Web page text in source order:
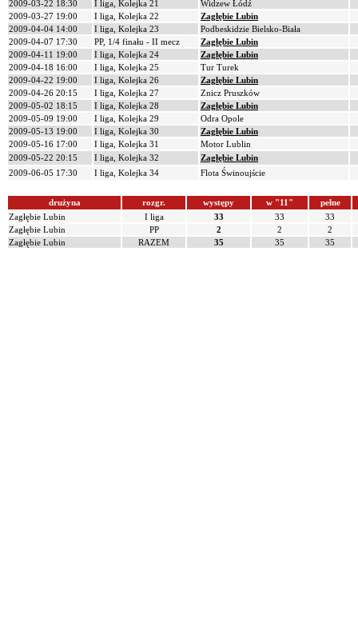
2009-03-22 18:30
I liga, Kolejka 21
Widzew Łódź
2009-03-27 19:00
I liga, Kolejka 22
Zagłębie Lubin
2009-04-04 14:00
I liga, Kolejka 23
Podbeskidzie Bielsko-Biała
2009-04-07 17:30
PP, 1/4 finału - II mecz
Zagłębie Lubin
2009-04-11 19:00
I liga, Kolejka 24
Zagłębie Lubin
2009-04-18 16:00
I liga, Kolejka 25
Tur Turek
2009-04-22 19:00
I liga, Kolejka 26
Zagłębie Lubin
2009-04-26 20:15
I liga, Kolejka 27
Znicz Pruszków
2009-05-02 18:15
I liga, Kolejka 28
Zagłębie Lubin
2009-05-09 19:00
I liga, Kolejka 29
Odra Opole
2009-05-13 19:00
I liga, Kolejka 30
Zagłębie Lubin
2009-05-16 17:00
I liga, Kolejka 31
Motor Lublin
2009-05-22 20:15
I liga, Kolejka 32
Zagłębie Lubin
2009-06-05 17:30
I liga, Kolejka 34 Flota Świnoujście
drużyna rozgr. występy w "11"
pełne
Zagłębie Lubin
I liga 33 33
33
Zagłębie Lubin
PP 2 2
2
Zagłębie Lubin
RAZEM 35 35 35